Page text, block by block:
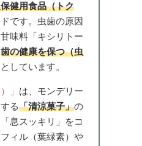
健用食品（トク
です。虫歯の原因
味料「キシリトー
歯の健康を保つ（虫
しています。
」 は、モンデリー
る「清涼菓子」の
息スッキリ」をコ
ィル（葉緑素）や